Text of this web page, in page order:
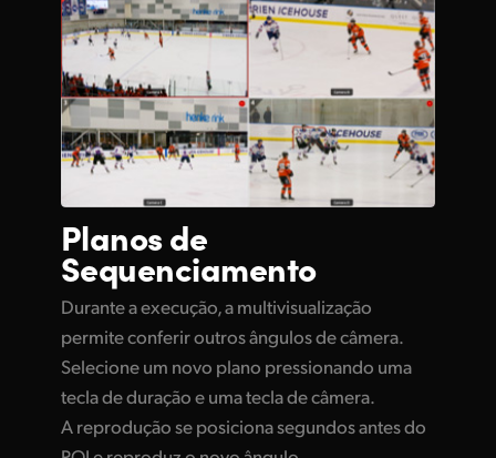
Planos de
Sequenciamento
Durante a execução, a multivisualização
permite conferir outros ângulos de câmera.
Selecione um novo plano pressionando uma
tecla de duração e uma tecla de câmera.
A reprodução se posiciona segundos antes do